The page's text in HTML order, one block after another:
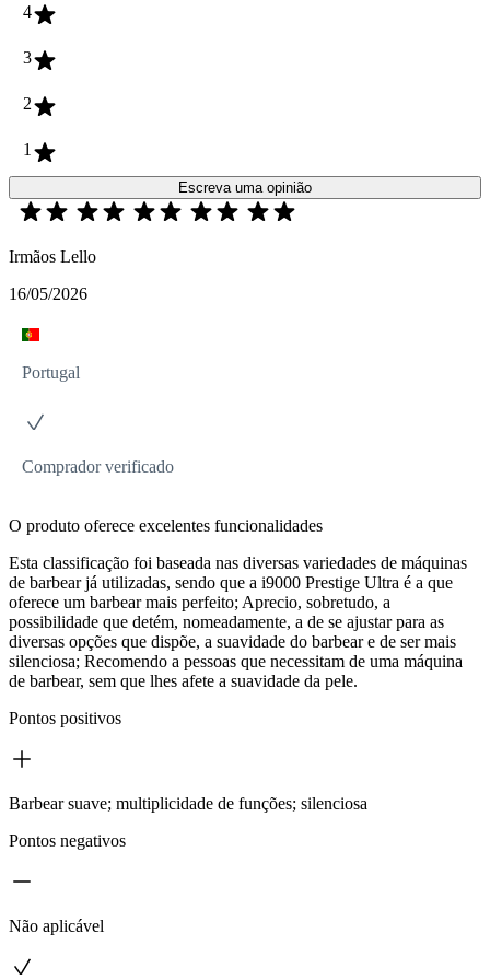
4
3
2
1
Escreva uma opinião
Irmãos Lello
16/05/2026
Portugal
Comprador verificado
O produto oferece excelentes funcionalidades
Esta classificação foi baseada nas diversas variedades de máquinas
de barbear já utilizadas, sendo que a i9000 Prestige Ultra é a que
oferece um barbear mais perfeito; Aprecio, sobretudo, a
possibilidade que detém, nomeadamente, a de se ajustar para as
diversas opções que dispõe, a suavidade do barbear e de ser mais
silenciosa; Recomendo a pessoas que necessitam de uma máquina
de barbear, sem que lhes afete a suavidade da pele.
Pontos positivos
Barbear suave; multiplicidade de funções; silenciosa
Pontos negativos
Não aplicável